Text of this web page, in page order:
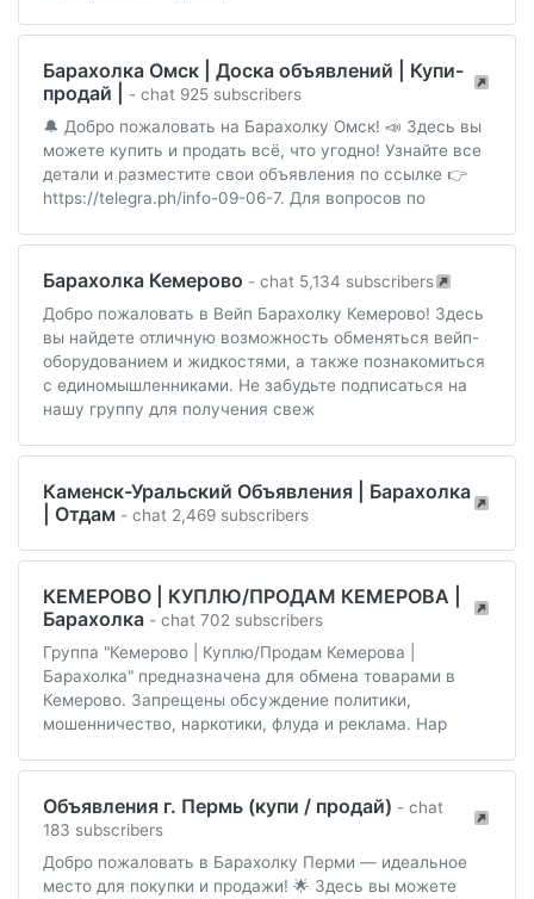
Барахолка Омск | Доска объявлений | Купи-
продай |
- chat 925 subscribers
🔔 Добро пожаловать на Барахолку Омск! 📣 Здесь вы
можете купить и продать всё, что угодно! Узнайте все
детали и разместите свои объявления по ссылке 👉
https://telegra.ph/info-09-06-7. Для вопросов по
Барахолка Кемерово - chat 5,134 subscribers
Добро пожаловать в Вейп Барахолку Кемерово! Здесь
вы найдете отличную возможность обменяться вейп-
оборудованием и жидкостями, а также познакомиться
с единомышленниками. Не забудьте подписаться на
нашу группу для получения свеж
Каменск-Уральский Объявления | Барахолка
| Отдам - chat 2,469 subscribers
КЕМЕРОВО | КУПЛЮ/ПРОДАМ КЕМЕРОВА |
Барахолка - chat 702 subscribers
Группа "Кемерово | Куплю/Продам Кемерова |
Барахолка" предназначена для обмена товарами в
Кемерово. Запрещены обсуждение политики,
мошенничество, наркотики, флуда и реклама. Нар
Объявления г. Пермь (купи / продай) - chat
183 subscribers
Добро пожаловать в Барахолку Перми — идеальное
место для покупки и продажи! 🌟 Здесь вы можете